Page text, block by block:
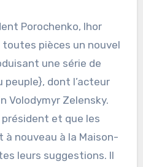
Porochenko, Ihor
pièces un nouvel
une série de
dont l’acteur
Volodymyr Zelensky.
et que les
nouveau à la Maison-
leurs suggestions. Il